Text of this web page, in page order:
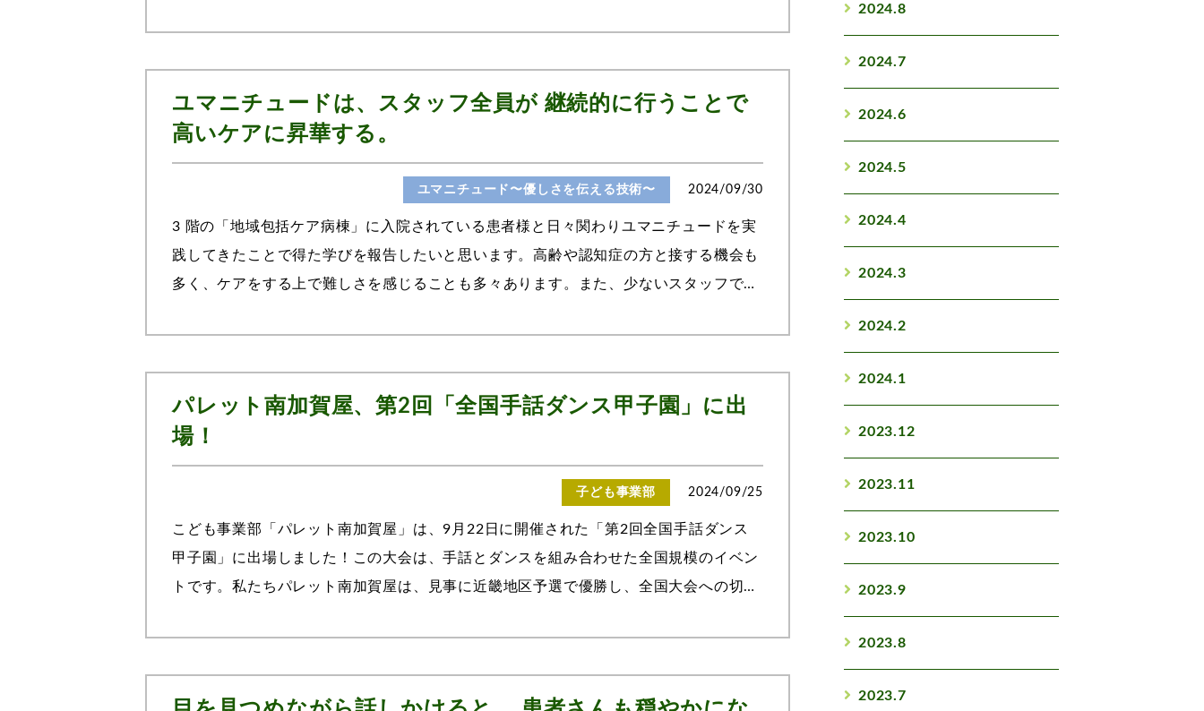
ユマニチュードは、スタッフ全員が 継続的に行うことで
高いケアに昇華する。
ユマニチュード〜優しさを伝える技術〜 2024/09/30
3 階の「地域包括ケア病棟」に入院されている患者様と日々関わりユマニチュードを実
践してきたことで得た学びを報告したいと思います。高齢や認知症の方と接する機会も
多く、ケアをする上で難しさを感じることも多々あります。また、少ないスタッフでた
パレット南加賀屋、第2回「全国手話ダンス甲子園」に出
場！
子ども事業部 2024/09/25
こども事業部「パレット南加賀屋」は、9月22日に開催された「第2回全国手話ダンス
甲子園」に出場しました！この大会は、手話とダンスを組み合わせた全国規模のイベン
トです。私たちパレット南加賀屋は、見事に近畿地区予選で優勝し、全国大会への切符
2024.8
2024.7
2024.6
2024.5
2024.4
2024.3
2024.2
2024.1
2023.12
2023.11
2023.10
2023.9
2023.8
2023.7